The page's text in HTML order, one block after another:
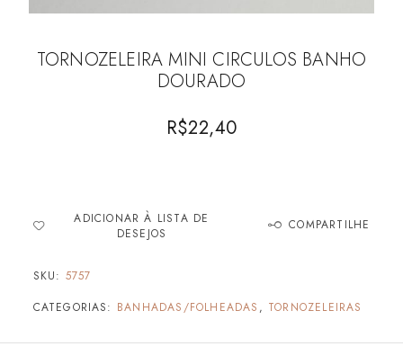
TORNOZELEIRA MINI CIRCULOS BANHO
DOURADO
R$22,40
ADICIONAR À LISTA DE
DESEJOS
COMPARTILHE
SKU: 5757
CATEGORIAS: BANHADAS/FOLHEADAS , TORNOZELEIRAS